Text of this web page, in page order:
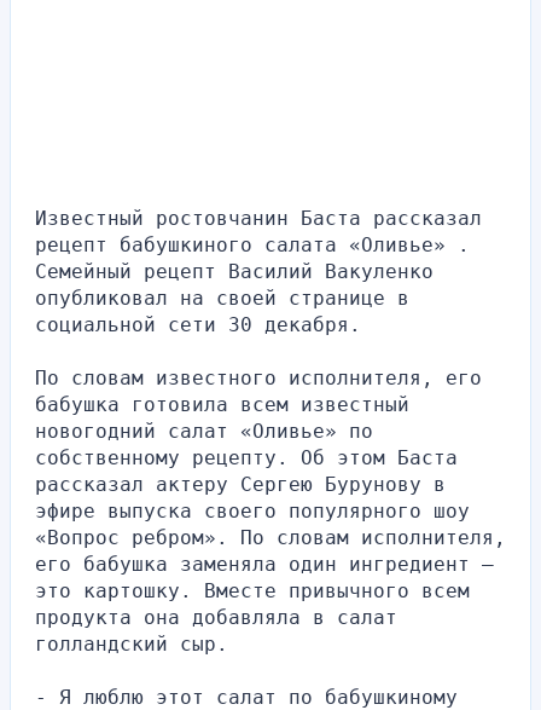
Известный ростовчанин Баста рассказал
рецепт бабушкиного салата «Оливье» .
Семейный рецепт Василий Вакуленко
опубликовал на своей странице в
социальной сети 30 декабря.
По словам известного исполнителя, его
бабушка готовила всем известный
новогодний салат «Оливье» по
собственному рецепту. Об этом Баста
рассказал актеру Сергею Бурунову в
эфире выпуска своего популярного шоу
«Вопрос ребром». По словам исполнителя,
его бабушка заменяла один ингредиент –
это картошку. Вместе привычного всем
продукта она добавляла в салат
голландский сыр.
- Я люблю этот салат по бабушкиному